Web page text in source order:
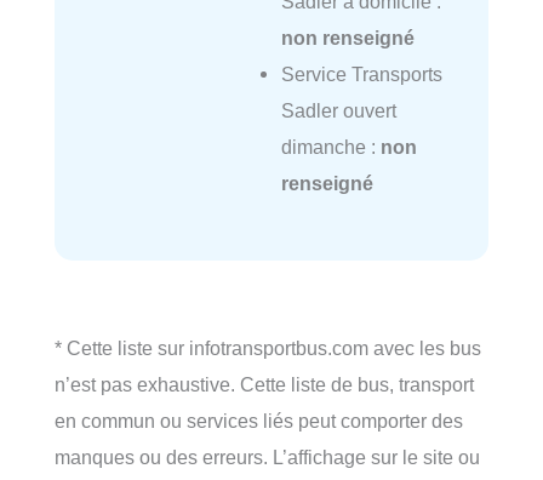
non renseigné
Service Transports
Sadler ouvert
dimanche : non
renseigné
* Cette liste sur infotransportbus.com avec les bus
n’est pas exhaustive. Cette liste de bus, transport
en commun ou services liés peut comporter des
manques ou des erreurs. L’affichage sur le site ou